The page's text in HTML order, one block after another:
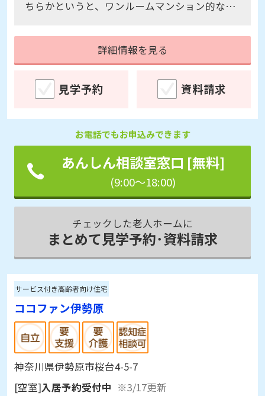
ちらかというと、ワンルームマンション的な感
ど選択肢が多い感じがした。見学案内の担当し
てくださった、方はとても親切でわかりやすく
詳細情報を見る
見学予約 資料請求
お電話でもお申込みできます
あんしん相談室窓口 [無料]
(9:00～18:00)
チェックした老人ホームに
まとめて見学予約･資料請求
サービス付き高齢者向け住宅
ココファン伊勢原
神奈川県伊勢原市桜台4-5-7
[空室]入居予約受付中 ※3/17更新